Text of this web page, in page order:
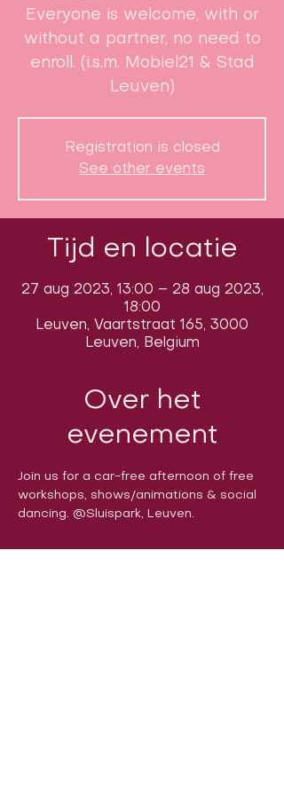
Everyone is welcome, with or
without a partner, no need to
enroll. (i.s.m. Mobiel21 & Stad
Leuven)
Registration is closed
See other events
Tijd en locatie
27 aug 2023, 13:00 – 28 aug 2023,
18:00
Leuven, Vaartstraat 165, 3000
Leuven, Belgium
Over het
evenement
Join us for a car-free afternoon of free
workshops, shows/animations & social
dancing. @Sluispark, Leuven.